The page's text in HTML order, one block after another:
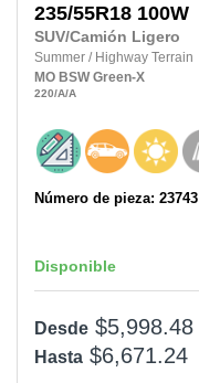
235/55R18 100W
SUV/Camión Ligero
Summer / Highway Terrain
MO BSW Green-X
220/A/A
Número de pieza: 23743
Disponible
Desde $5,998.48
Hasta $6,671.24